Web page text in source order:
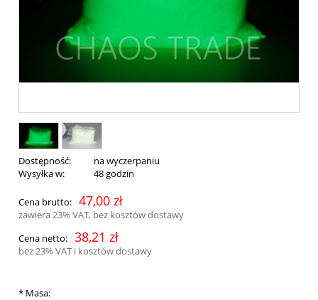
Dostępność:
na wyczerpaniu
Wysyłka w:
48 godzin
Cena brutto: 47,00 zł
zawiera 23% VAT, bez kosztów dostawy
Cena netto: 38,21 zł
bez 23% VAT i kosztów dostawy
* Masa: